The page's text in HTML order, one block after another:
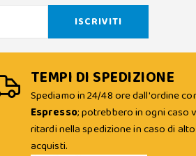
TEMPI DI SPEDIZIONE
Spediamo in 24/48 ore dall'ordine
Espresso; potrebbero in ogni caso
ritardi nella spedizione in caso di
acquisti.